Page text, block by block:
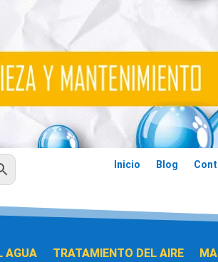
Inicio Blog
AGUA TRATAMIENTO DEL AIRE